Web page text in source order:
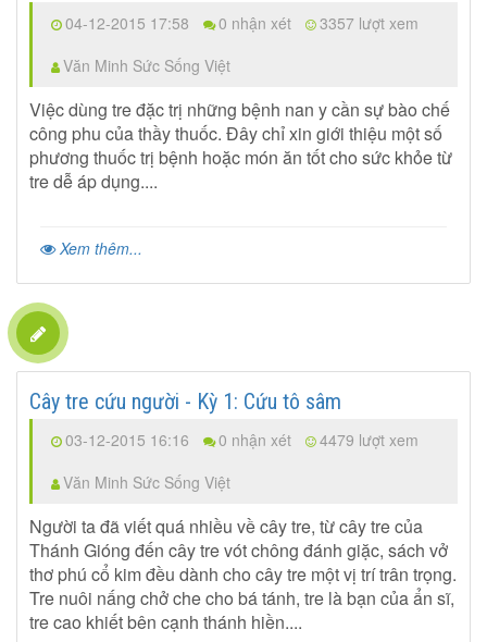
04-12-2015 17:58 0 nhận xét
3357 lượt xem
Văn Minh Sức Sống Việt
Việc dùng tre đặc trị những bệnh nan y cần sự bào chế
công phu của thầy thuốc. Đây chỉ xin giới thiệu một số
phương thuốc trị bệnh hoặc món ăn tốt cho sức khỏe từ
tre dễ áp dụng....
Xem thêm...
Cây tre cứu người - Kỳ 1: Cứu tô sâm
03-12-2015 16:16 0 nhận xét
4479 lượt xem
Văn Minh Sức Sống Việt
Người ta đã viết quá nhiều về cây tre, từ cây tre của
Thánh Gióng đến cây tre vót chông đánh giặc, sách vở
thơ phú cổ kim đều dành cho cây tre một vị trí trân trọng.
Tre nuôi nấng chở che cho bá tánh, tre là bạn của ẩn sĩ,
tre cao khiết bên cạnh thánh hiền....